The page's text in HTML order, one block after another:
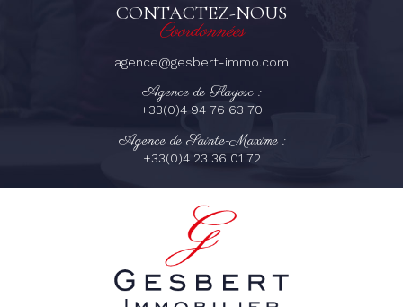
CONTACTEZ-NOUS
Coordonnées
agence@gesbert-immo.com
Agence de Flayosc :
+33(0)4 94 76 63 70
Agence de Sainte-Maxime :
+33(0)4 23 36 01 72